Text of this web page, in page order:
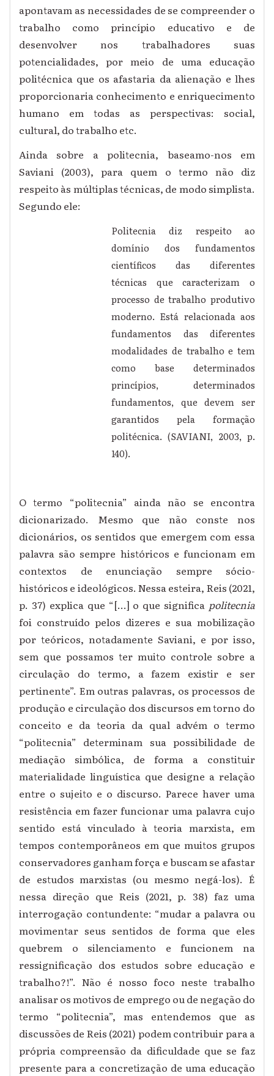
apontavam as necessidades de se compreender o
trabalho como princípio educativo e de
desenvolver nos trabalhadores suas
potencialidades, por meio de uma educação
politécnica que os afastaria da alienação e lhes
proporcionaria conhecimento e enriquecimento
humano em todas as perspectivas: social,
cultural, do trabalho etc.
Ainda sobre a politecnia, baseamo-nos em
Saviani (2003), para quem o termo não diz
respeito às múltiplas técnicas, de modo simplista.
Segundo ele:
Politecnia diz respeito ao
domínio dos fundamentos
científicos das diferentes
técnicas que caracterizam o
processo de trabalho produtivo
moderno. Está relacionada aos
fundamentos das diferentes
modalidades de trabalho e tem
como base determinados
princípios, determinados
fundamentos, que devem ser
garantidos pela formação
politécnica. (SAVIANI, 2003, p.
140).
O termo “politecnia” ainda não se encontra
dicionarizado. Mesmo que não conste nos
dicionários, os sentidos que emergem com essa
palavra são sempre históricos e funcionam em
contextos de enunciação sempre sócio-
históricos e ideológicos. Nessa esteira, Reis (2021,
p. 37) explica que “[...] o que significa politecnia
foi construído pelos dizeres e sua mobilização
por teóricos, notadamente Saviani, e por isso,
sem que possamos ter muito controle sobre a
circulação do termo, a fazem existir e ser
pertinente”. Em outras palavras, os processos de
produção e circulação dos discursos em torno do
conceito e da teoria da qual advém o termo
“politecnia” determinam sua possibilidade de
mediação simbólica, de forma a constituir
materialidade linguística que designe a relação
entre o sujeito e o discurso. Parece haver uma
resistência em fazer funcionar uma palavra cujo
sentido está vinculado à teoria marxista, em
tempos contemporâneos em que muitos grupos
conservadores ganham força e buscam se afastar
de estudos marxistas (ou mesmo negá-los). É
nessa direção que Reis (2021, p. 38) faz uma
interrogação contundente: “mudar a palavra ou
movimentar seus sentidos de forma que eles
quebrem o silenciamento e funcionem na
ressignificação dos estudos sobre educação e
trabalho?!”. Não é nosso foco neste trabalho
analisar os motivos de emprego ou de negação do
termo “politecnia”, mas entendemos que as
discussões de Reis (2021) podem contribuir para a
própria compreensão da dificuldade que se faz
presente para a concretização de uma educação